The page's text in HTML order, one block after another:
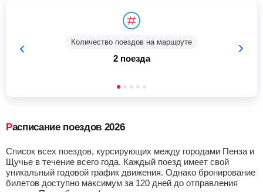
Количество поездов на маршруте
2 поезда
Расписание поездов 2026
Список всех поездов, курсирующих между городами Пенза и
Щучье в течение всего года. Каждый поезд имеет свой
уникальный годовой график движения. Однако бронирование
билетов доступно максимум за 120 дней до отправления